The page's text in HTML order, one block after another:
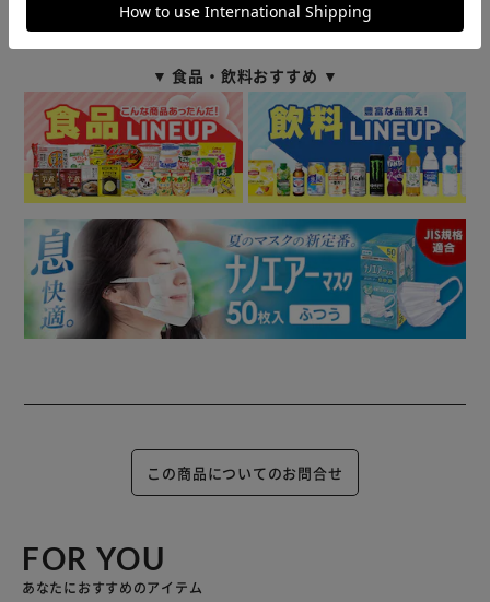
商品情報
▼ 食品・飲料おすすめ ▼
この商品についてのお問合せ
FOR YOU
あなたにおすすめのアイテム